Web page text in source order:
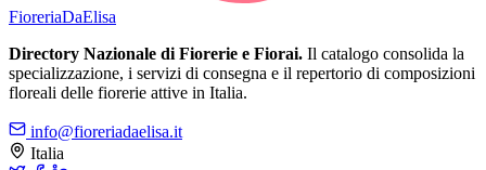
FioreriaDaElisa
Directory Nazionale di Fiorerie e Fiorai. Il catalogo consolida la
specializzazione, i servizi di consegna e il repertorio di composizioni
floreali delle fiorerie attive in Italia.
info@fioreriadaelisa.it
Italia